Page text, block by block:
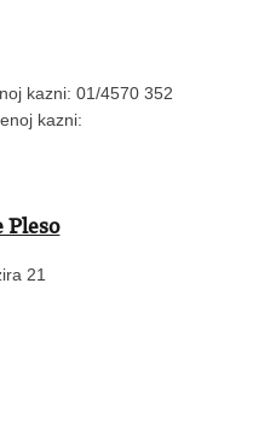
kazni: 01/4570 352
kazni:
Pleso
21